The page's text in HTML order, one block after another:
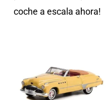
coche a escala ahora!